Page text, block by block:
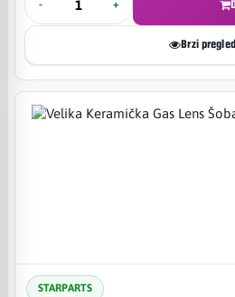
- +
Brzi pregled
STARPARTS